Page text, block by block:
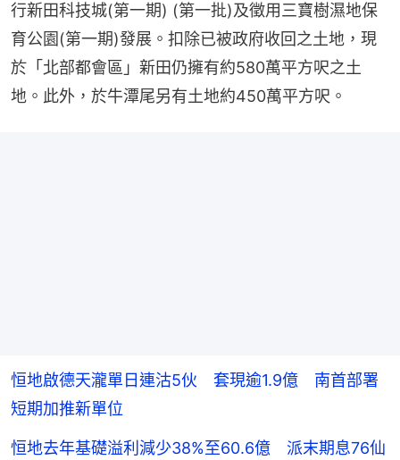
行新田科技城(第⼀期) (第⼀批)及徵用三寶樹濕地保
育公園(第⼀期)發展。扣除已被政府收回之土地，現
於「北部都會區」新田仍擁有約580萬平方呎之土
地。此外，於牛潭尾另有土地約450萬平方呎。
恒地啟德天瀧單日連沽5伙 套現逾1.9億 南首部署
短期加推新單位
恒地去年基礎溢利減少38%至60.6億 派末期息76仙